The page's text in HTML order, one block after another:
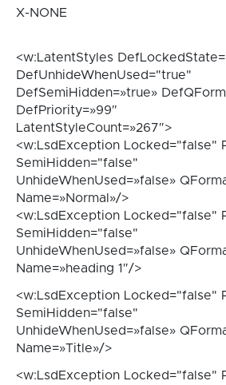
X-NONE
<w:LatentStyles
DefUnhideWhenUsed="true"
DefSemiHidden=»true»
DefPriority=»99″
LatentStyleCount=»267″>
<w:LsdException Locked="false"
SemiHidden="false"
UnhideWhenUsed=»false»
Name=»Normal»/>
<w:LsdException Locked="false"
SemiHidden="false"
UnhideWhenUsed=»false»
Name=»heading 1″/>
<w:LsdException Locked="false"
SemiHidden="false"
UnhideWhenUsed=»false»
Name=»Title»/>
<w:LsdException Locked="false"